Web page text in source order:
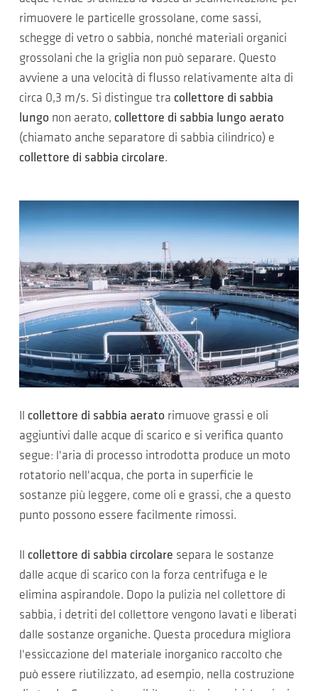
rimuovere le particelle grossolane, come sassi,
schegge di vetro o sabbia, nonché materiali organici
grossolani che la griglia non può separare. Questo
avviene a una velocità di flusso relativamente alta di
circa 0,3 m/s. Si distingue tra collettore di sabbia
lungo non aerato, collettore di sabbia lungo aerato
(chiamato anche separatore di sabbia cilindrico) e
collettore di sabbia circolare.
Il collettore di sabbia aerato rimuove grassi e oli
aggiuntivi dalle acque di scarico e si verifica quanto
segue: l'aria di processo introdotta produce un moto
rotatorio nell'acqua, che porta in superficie le
sostanze più leggere, come oli e grassi, che a questo
punto possono essere facilmente rimossi.
Il collettore di sabbia circolare separa le sostanze
dalle acque di scarico con la forza centrifuga e le
elimina aspirandole. Dopo la pulizia nel collettore di
sabbia, i detriti del collettore vengono lavati e liberati
dalle sostanze organiche. Questa procedura migliora
l'essiccazione del materiale inorganico raccolto che
può essere riutilizzato, ad esempio, nella costruzione